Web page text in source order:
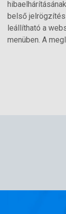
belső
leállítható a
menüben. A